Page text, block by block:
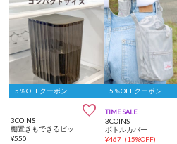
5％OFFクーポン

3COINS
¥550
5％OFFクーポン
TIME SALE
3COINS
ボトルカバー
¥467 (15%OFF)